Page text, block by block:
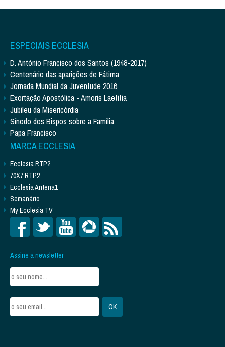
ESPECIAIS ECCLESIA
D. António Francisco dos Santos (1948-2017)
Centenário das aparições de Fátima
Jornada Mundial da Juventude 2016
Exortação Apostólica - Amoris Laetitia
Jubileu da Misericórdia
Sínodo dos Bispos sobre a Família
Papa Francisco
MARCA ECCLESIA
Ecclesia RTP2
70X7 RTP2
Ecclesia Antena1
Semanário
My Ecclesia TV
Assine a newsletter